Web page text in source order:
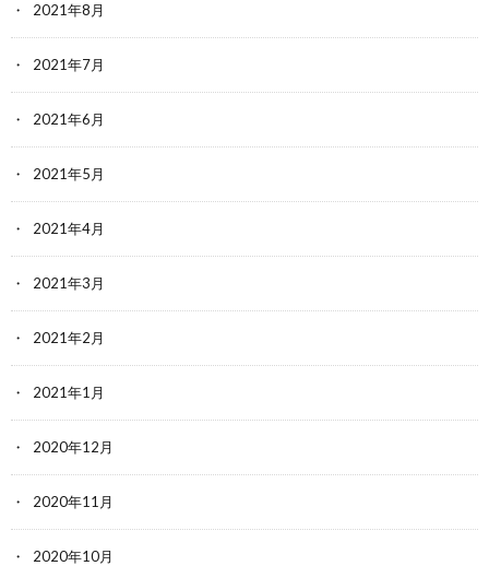
2021年8月
2021年7月
2021年6月
2021年5月
2021年4月
2021年3月
2021年2月
2021年1月
2020年12月
2020年11月
2020年10月